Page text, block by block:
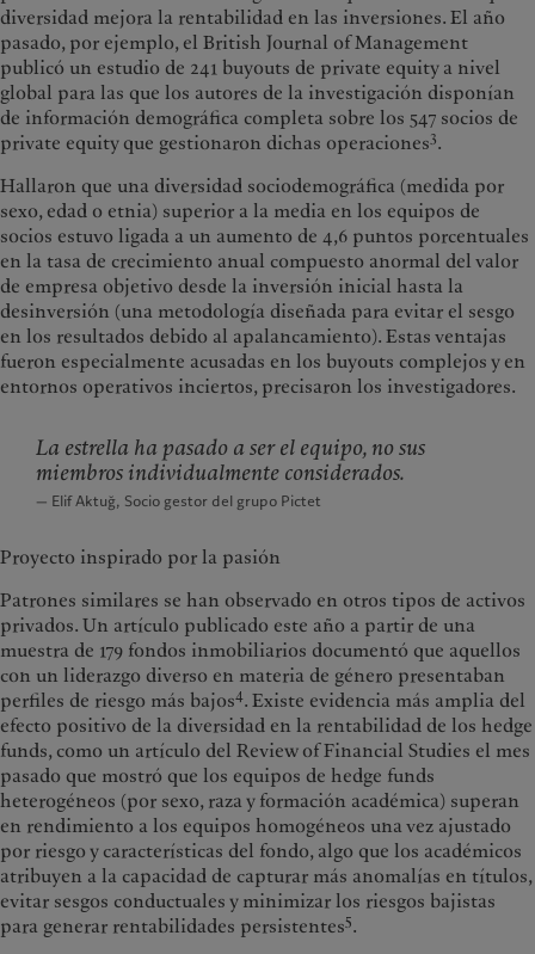
diversidad mejora la rentabilidad en las inversiones. El año
pasado, por ejemplo, el British Journal of Management
publicó un estudio de 241 buyouts de private equity a nivel
global para las que los autores de la investigación disponían
de información demográfica completa sobre los 547 socios de
private equity que gestionaron dichas operaciones3.
Hallaron que una diversidad sociodemográfica (medida por
sexo, edad o etnia) superior a la media en los equipos de
socios estuvo ligada a un aumento de 4,6 puntos porcentuales
en la tasa de crecimiento anual compuesto anormal del valor
de empresa objetivo desde la inversión inicial hasta la
desinversión (una metodología diseñada para evitar el sesgo
en los resultados debido al apalancamiento). Estas ventajas
fueron especialmente acusadas en los buyouts complejos y en
entornos operativos inciertos, precisaron los investigadores.
La estrella ha pasado a ser el equipo, no sus
miembros individualmente considerados.
— Elif Aktuğ, Socio gestor del grupo Pictet
Proyecto inspirado por la pasión
Patrones similares se han observado en otros tipos de activos
privados. Un artículo publicado este año a partir de una
muestra de 179 fondos inmobiliarios documentó que aquellos
con un liderazgo diverso en materia de género presentaban
perfiles de riesgo más bajos4. Existe evidencia más amplia del
efecto positivo de la diversidad en la rentabilidad de los hedge
funds, como un artículo del Review of Financial Studies el mes
pasado que mostró que los equipos de hedge funds
heterogéneos (por sexo, raza y formación académica) superan
en rendimiento a los equipos homogéneos una vez ajustado
por riesgo y características del fondo, algo que los académicos
atribuyen a la capacidad de capturar más anomalías en títulos,
evitar sesgos conductuales y minimizar los riesgos bajistas
para generar rentabilidades persistentes5.